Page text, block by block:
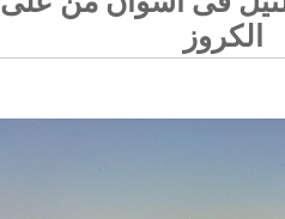
الكروز